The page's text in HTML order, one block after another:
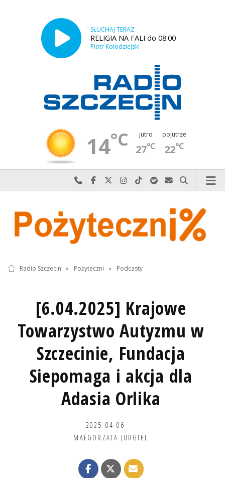
SŁUCHAJ TERAZ
RELIGIA NA FALI do 08:00
Piotr Kołodziejski
14°C jutro
27°C
pojutrze
22°C
Najlepiej po prostu do nas zadzwoń
Odwiedź nas na Facebook-u
Odwiedź nas na X
Odwiedź nas na Instagram-ie
Odwiedź nas na TikTok-u
Szukaj nas na Spotify
Wyślij do nas
Szukaj
Radio Szczecin » Pożyteczni » Podcasty
[6.04.2025] Krajowe
Towarzystwo Autyzmu w
Szczecinie, Fundacja
Siepomaga i akcja dla
Adasia Orlika
2025-04-06
MAŁGORZATA JURGIEL